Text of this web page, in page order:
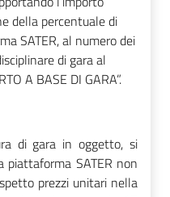
della percentuale di
SATER, al numero dei
di gara al
A BASE DI GARA”.
di gara in oggetto, si
SATER non
prezzi unitari nella